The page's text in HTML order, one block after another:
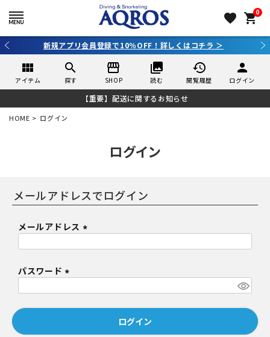
favorite 0
shopping_cart
新規アプリ会員登録で10％OFF！詳しくはコチラ ＞
view_module
アイテム
search
探す
storefront
SHOP
collections
読む
history
閲覧履歴
person
ログイン
【重要】配送に関するお知らせ
HOME ログイン
ログイン
メールアドレス
パスワード
ログイン